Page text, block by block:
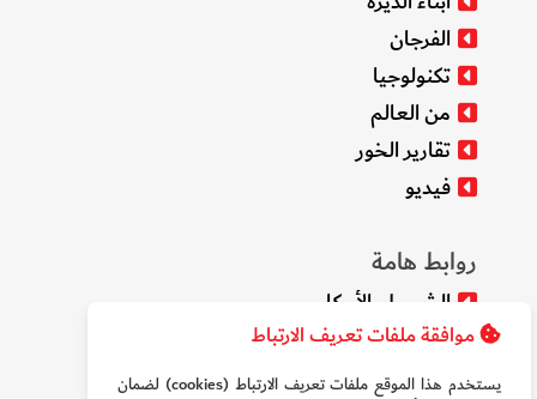
موافقة ملفات تعريف الارتباط
يستخدم هذا الموقع ملفات تعريف الارتباط (cookies) لضمان
الفرجان
تكنولوجيا
من العالم
تقارير الخور
فيديو
روابط هامة
الشروط والأحكام
سياسة الخصوصية
من نحن